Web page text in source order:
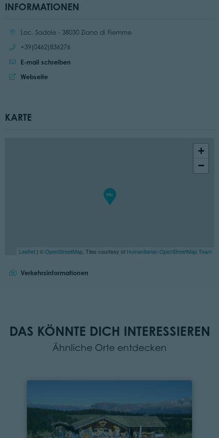
INFORMATIONEN
Ort:
Loc. Sadole - 38030 Ziano di Fiemme
Anrufen:
+39(0462)836276
E-mail schreiben
Website:
Webseite
KARTE
+
−
Leaflet | ©OpenStreetMap , Tiles courtesy of Humanitarian OpenStreetMap Team
Verkehrsinformationen
DAS KÖNNTE DICH INTERESSIEREN
Ähnliche Orte entdecken